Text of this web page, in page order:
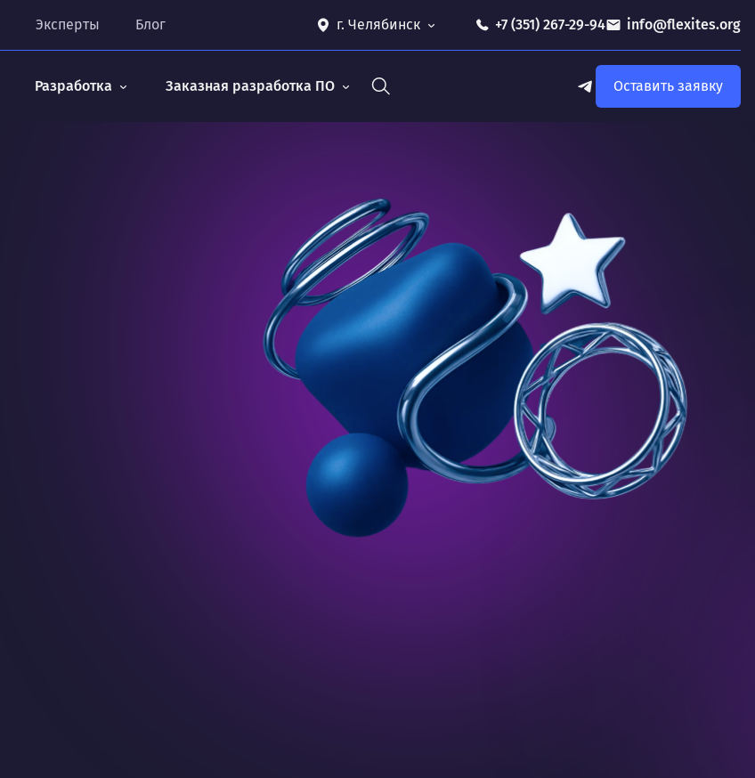
Эксперты Блог г. Челябинск +7 (351) 267-29-94 info@flexites.org
Разработка Заказная разработка ПО Оставить заявку